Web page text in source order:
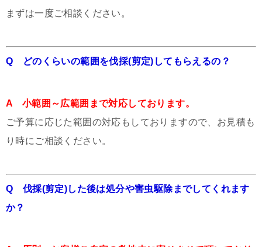
まずは一度ご相談ください。
Q どのくらいの範囲を伐採(剪定)してもらえるの？
A 小範囲～広範囲まで対応しております。
ご予算に応じた範囲の対応もしておりますので、お見積も
り時にご相談ください。
Q 伐採(剪定)した後は処分や害虫駆除までしてくれます
か？